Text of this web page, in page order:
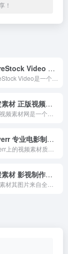
！
LibreStock Video 免费的视频素材搜索引擎
稿定素材 正版视频多媒体素材下载平台
Coverr 专业电影制作人分享的免费商用视频素材
喜聚素材 影视制作一站式服务网站